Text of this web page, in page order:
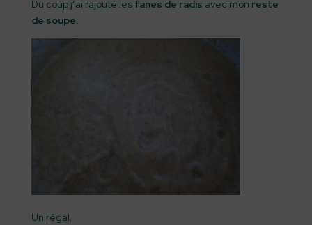
Du coup j’ai rajouté les fanes de radis avec mon reste
de soupe.
Un régal.